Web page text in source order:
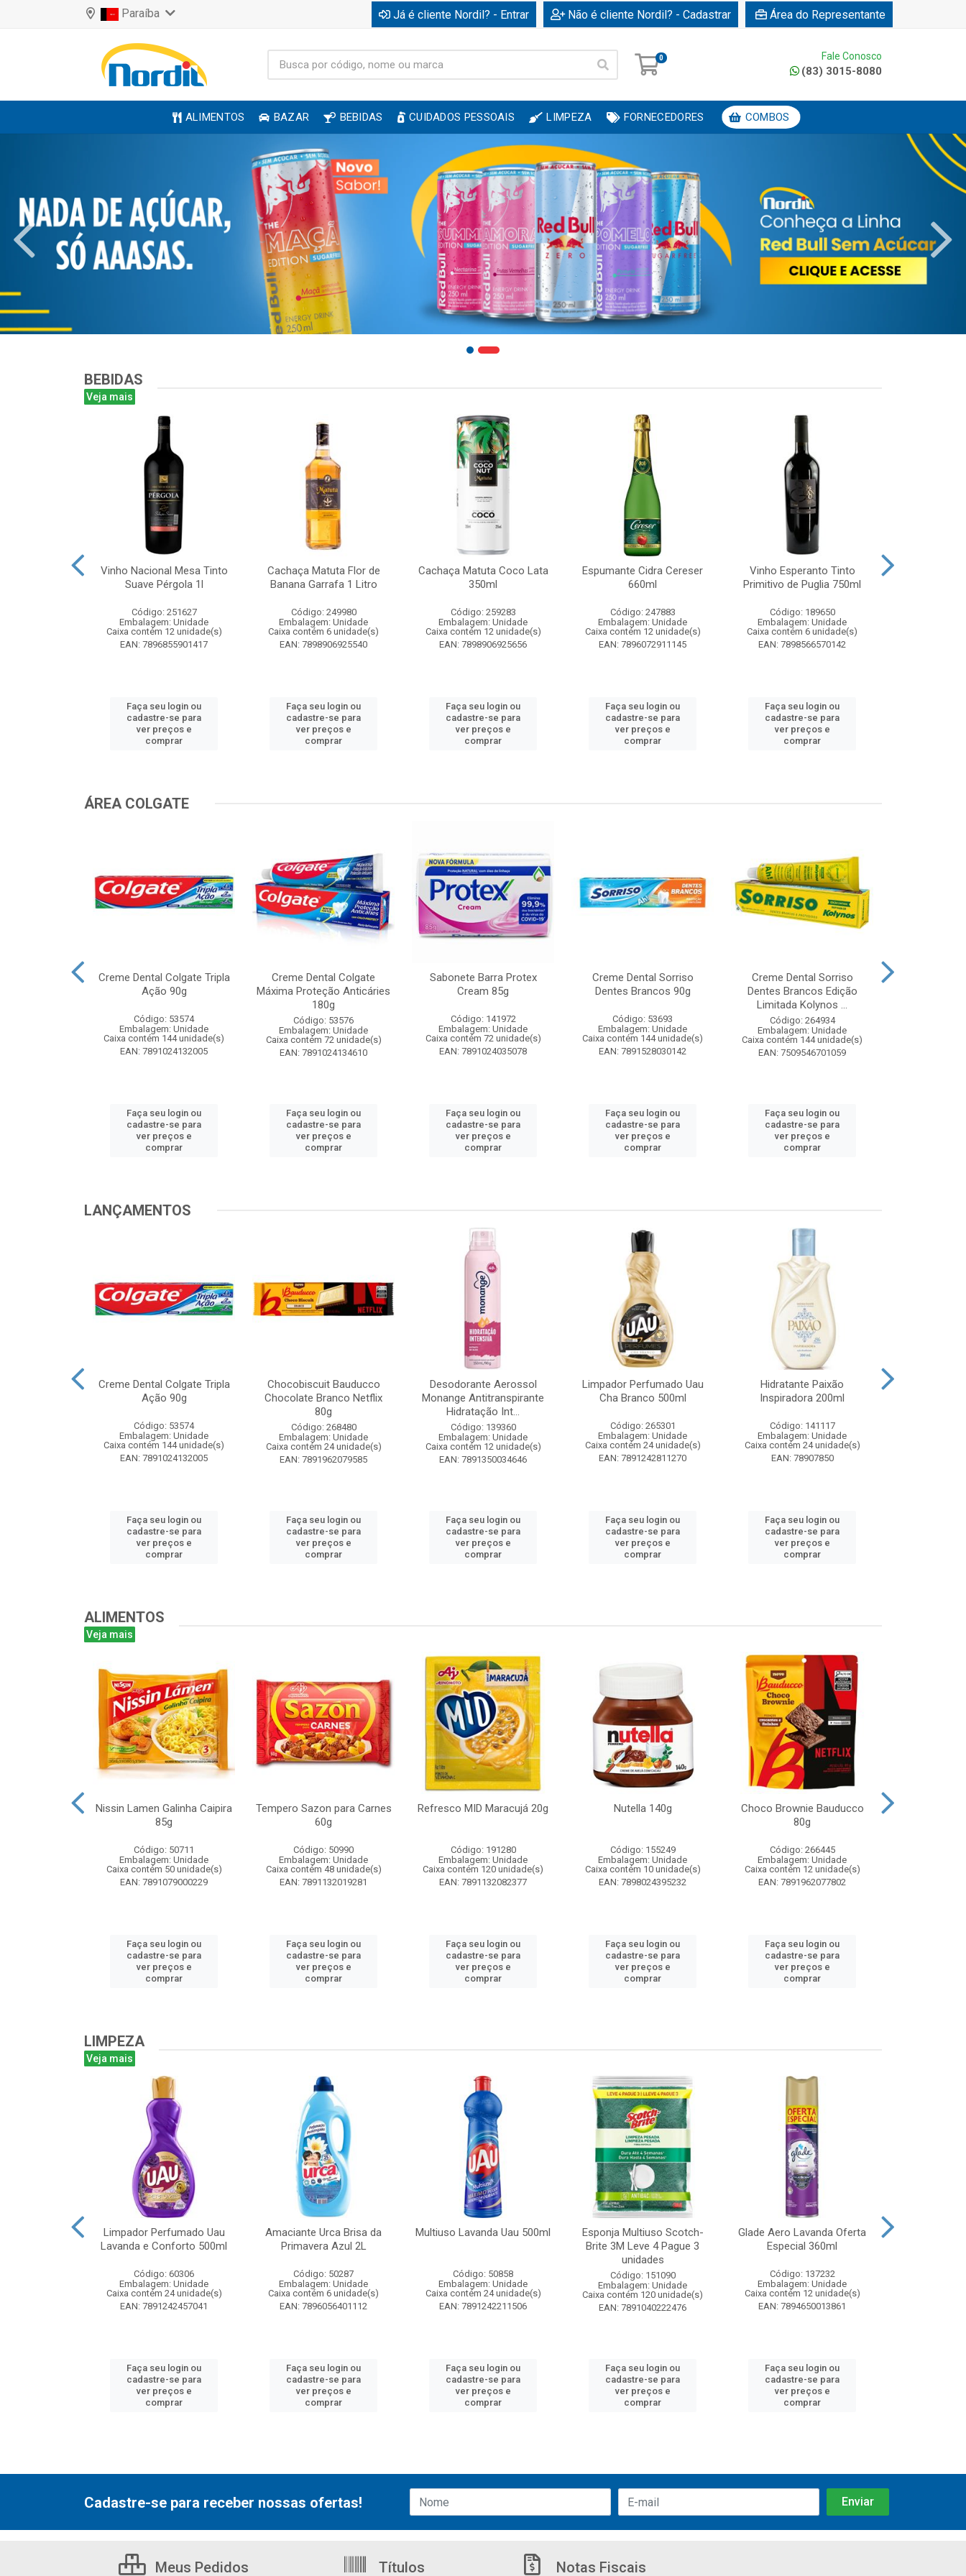
Paraíba Já é cliente Nordil? - Entrar Não é cliente Nordil? - Cadastrar Área do Representante
0 Fale Conosco
(83) 3015-8080
ALIMENTOS BAZAR BEBIDAS CUIDADOS PESSOAIS LIMPEZA FORNECEDORES COMBOS
BEBIDAS
Veja mais
Vinho Nacional Mesa Tinto
Suave Pérgola 1l
Código: 251627
Embalagem: Unidade
Caixa contém 12 unidade(s)
EAN: 7896855901417
Faça seu login ou
cadastre-se para
ver preços e
comprar
Cachaça Matuta Flor de
Banana Garrafa 1 Litro
Código: 249980
Embalagem: Unidade
Caixa contém 6 unidade(s)
EAN: 7898906925540
Faça seu login ou
cadastre-se para
ver preços e
comprar
Cachaça Matuta Coco Lata
350ml
Código: 259283
Embalagem: Unidade
Caixa contém 12 unidade(s)
EAN: 7898906925656
Faça seu login ou
cadastre-se para
ver preços e
comprar
Espumante Cidra Cereser
660ml
Código: 247883
Embalagem: Unidade
Caixa contém 12 unidade(s)
EAN: 7896072911145
Faça seu login ou
cadastre-se para
ver preços e
comprar
Vinho Esperanto Tinto
Primitivo de Puglia 750ml
Código: 189650
Embalagem: Unidade
Caixa contém 6 unidade(s)
EAN: 7898566570142
Faça seu login ou
cadastre-se para
ver preços e
comprar
ÁREA COLGATE
Creme Dental Colgate Tripla
Ação 90g
Código: 53574
Embalagem: Unidade
Caixa contém 144 unidade(s)
EAN: 7891024132005
Faça seu login ou
cadastre-se para
ver preços e
comprar
Creme Dental Colgate
Máxima Proteção Anticáries
180g
Código: 53576
Embalagem: Unidade
Caixa contém 72 unidade(s)
EAN: 7891024134610
Faça seu login ou
cadastre-se para
ver preços e
comprar
Sabonete Barra Protex
Cream 85g
Código: 141972
Embalagem: Unidade
Caixa contém 72 unidade(s)
EAN: 7891024035078
Faça seu login ou
cadastre-se para
ver preços e
comprar
Creme Dental Sorriso
Dentes Brancos 90g
Código: 53693
Embalagem: Unidade
Caixa contém 144 unidade(s)
EAN: 7891528030142
Faça seu login ou
cadastre-se para
ver preços e
comprar
Creme Dental Sorriso
Dentes Brancos Edição
Limitada Kolynos ...
Código: 264934
Embalagem: Unidade
Caixa contém 144 unidade(s)
EAN: 7509546701059
Faça seu login ou
cadastre-se para
ver preços e
comprar
LANÇAMENTOS
Creme Dental Colgate Tripla
Ação 90g
Código: 53574
Embalagem: Unidade
Caixa contém 144 unidade(s)
EAN: 7891024132005
Faça seu login ou
cadastre-se para
ver preços e
comprar
Chocobiscuit Bauducco
Chocolate Branco Netflix
80g
Código: 268480
Embalagem: Unidade
Caixa contém 24 unidade(s)
EAN: 7891962079585
Faça seu login ou
cadastre-se para
ver preços e
comprar
Desodorante Aerossol
Monange Antitranspirante
Hidratação Int...
Código: 139360
Embalagem: Unidade
Caixa contém 12 unidade(s)
EAN: 7891350034646
Faça seu login ou
cadastre-se para
ver preços e
comprar
Limpador Perfumado Uau
Cha Branco 500ml
Código: 265301
Embalagem: Unidade
Caixa contém 24 unidade(s)
EAN: 7891242811270
Faça seu login ou
cadastre-se para
ver preços e
comprar
Hidratante Paixão
Inspiradora 200ml
Código: 141117
Embalagem: Unidade
Caixa contém 24 unidade(s)
EAN: 78907850
Faça seu login ou
cadastre-se para
ver preços e
comprar
ALIMENTOS
Veja mais
Nissin Lamen Galinha Caipira
85g
Código: 50711
Embalagem: Unidade
Caixa contém 50 unidade(s)
EAN: 7891079000229
Faça seu login ou
cadastre-se para
ver preços e
comprar
Tempero Sazon para Carnes
60g
Código: 50990
Embalagem: Unidade
Caixa contém 48 unidade(s)
EAN: 7891132019281
Faça seu login ou
cadastre-se para
ver preços e
comprar
Refresco MID Maracujá 20g
Código: 191280
Embalagem: Unidade
Caixa contém 120 unidade(s)
EAN: 7891132082377
Faça seu login ou
cadastre-se para
ver preços e
comprar
Nutella 140g
Código: 155249
Embalagem: Unidade
Caixa contém 10 unidade(s)
EAN: 7898024395232
Faça seu login ou
cadastre-se para
ver preços e
comprar
Choco Brownie Bauducco
80g
Código: 266445
Embalagem: Unidade
Caixa contém 12 unidade(s)
EAN: 7891962077802
Faça seu login ou
cadastre-se para
ver preços e
comprar
LIMPEZA
Veja mais
Limpador Perfumado Uau
Lavanda e Conforto 500ml
Código: 60306
Embalagem: Unidade
Caixa contém 24 unidade(s)
EAN: 7891242457041
Faça seu login ou
cadastre-se para
ver preços e
comprar
Amaciante Urca Brisa da
Primavera Azul 2L
Código: 50287
Embalagem: Unidade
Caixa contém 6 unidade(s)
EAN: 7896056401112
Faça seu login ou
cadastre-se para
ver preços e
comprar
Multiuso Lavanda Uau 500ml
Código: 50858
Embalagem: Unidade
Caixa contém 24 unidade(s)
EAN: 7891242211506
Faça seu login ou
cadastre-se para
ver preços e
comprar
Esponja Multiuso Scotch-
Brite 3M Leve 4 Pague 3
unidades
Código: 151090
Embalagem: Unidade
Caixa contém 120 unidade(s)
EAN: 7891040222476
Faça seu login ou
cadastre-se para
ver preços e
comprar
Glade Aero Lavanda Oferta
Especial 360ml
Código: 137232
Embalagem: Unidade
Caixa contém 12 unidade(s)
EAN: 7894650013861
Faça seu login ou
cadastre-se para
ver preços e
comprar
Cadastre-se para receber nossas ofertas!
Meus Pedidos Títulos Notas Fiscais